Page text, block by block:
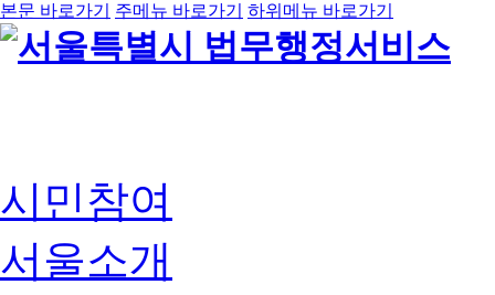
본문 바로가기 주메뉴 바로가기 하위메뉴 바로가기
시민참여
서울소개